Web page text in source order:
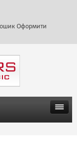
Оформити